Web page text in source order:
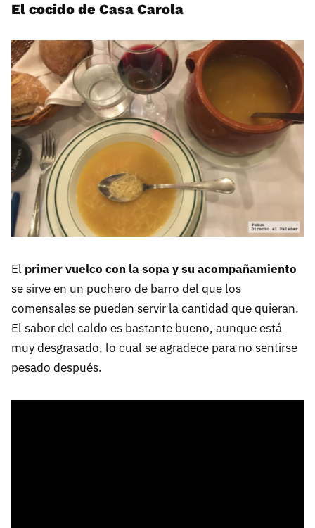
El cocido de Casa Carola
El primer vuelco con la sopa y su acompañamiento
se sirve en un puchero de barro del que los
comensales se pueden servir la cantidad que quieran.
El sabor del caldo es bastante bueno, aunque está
muy desgrasado, lo cual se agradece para no sentirse
pesado después.